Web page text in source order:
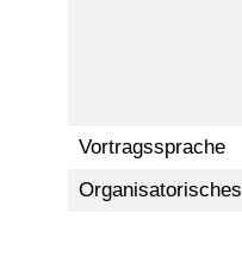
Vortragssprache
Organisatorisches